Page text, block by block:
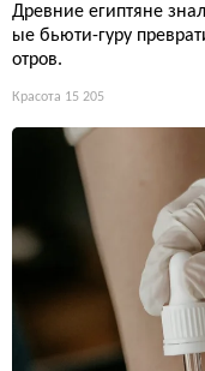
Древние египтяне
ые бьюти-гуру
отров.
Красота 15 205